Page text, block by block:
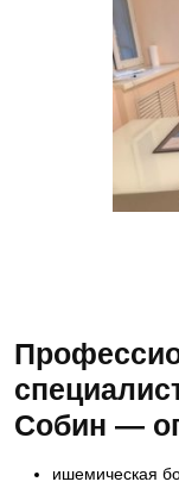
Собин —
ишемическая